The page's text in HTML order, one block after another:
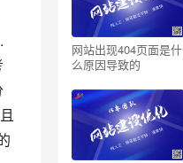
网站出现404页面是什
么原因导致的